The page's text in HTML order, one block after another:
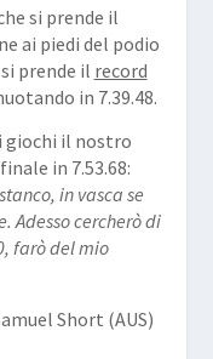
si prende il
ai piedi del podio
prende il record
in 7.39.48.
giochi il nostro
in 7.53.68:
in vasca se
Adesso cercherò di
farò del mio
Short (AUS)